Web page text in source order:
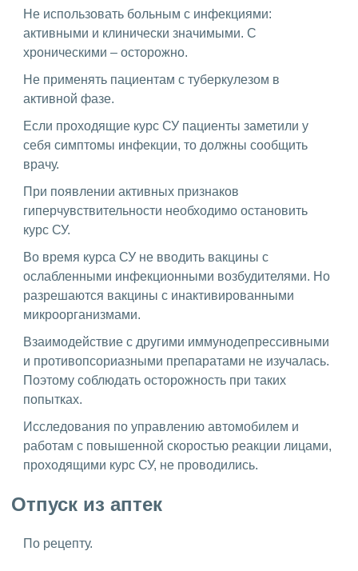
Не использовать больным с инфекциями:
активными и клинически значимыми. С
хроническими – осторожно.
Не применять пациентам с туберкулезом в
активной фазе.
Если проходящие курс СУ пациенты заметили у
себя симптомы инфекции, то должны сообщить
врачу.
При появлении активных признаков
гиперчувствительности необходимо остановить
курс СУ.
Во время курса СУ не вводить вакцины с
ослабленными инфекционными возбудителями. Но
разрешаются вакцины с инактивированными
микроорганизмами.
Взаимодействие с другими иммунодепрессивными
и противопсориазными препаратами не изучалась.
Поэтому соблюдать осторожность при таких
попытках.
Исследования по управлению автомобилем и
работам с повышенной скоростью реакции лицами,
проходящими курс СУ, не проводились.
Отпуск из аптек
По рецепту.